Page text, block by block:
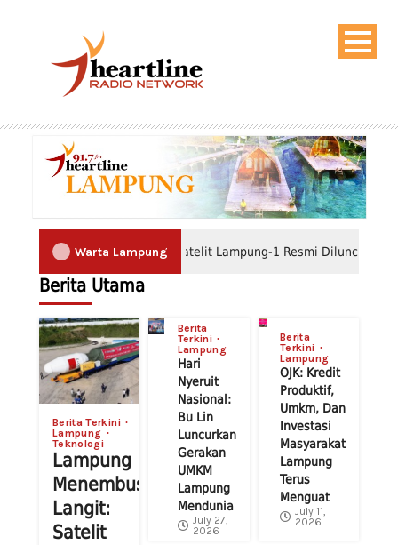
Warta Lampung
Menembus Langit: Satelit Lampung-1 Resmi Diluncurkan
Berita Utama
Berita Terkini
Lampung
Teknologi
Lampung
Menembus
Langit:
Satelit
Berita
Terkini
Lampung
Hari
Nyeruit
Nasional:
Bu Lin
Luncurkan
Gerakan
UMKM
Lampung
Mendunia
July 27,
2026
Berita
Terkini
Lampung
OJK: Kredit
Produktif,
Umkm, Dan
Investasi
Masyarakat
Lampung
Terus
Menguat
July 11,
2026